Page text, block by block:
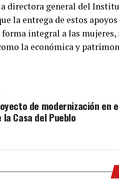
directora general del
la entrega de estos
integral a las
la económica y
de modernización en
la Casa del Pueblo